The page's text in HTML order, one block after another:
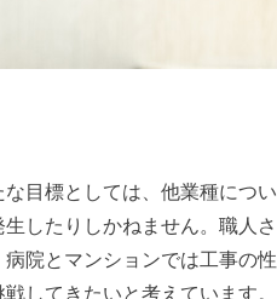
目標としては、他業種につい
したりしかねません。職人さ
院とマンションでは工事の性
してきたいと考えています。